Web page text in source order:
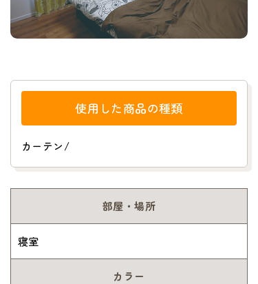
使用した商品の種類
カーテン/
部屋・場所
寝室
カラー